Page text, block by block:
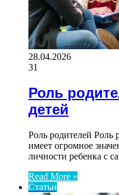
28.04.2026
31
Роль
детей
Роль родителей Роль
имеет огромное
личности ребенка с
Read More »
Статьи